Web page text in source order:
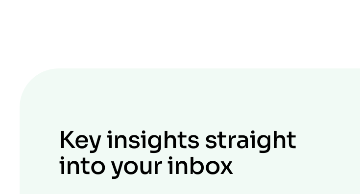
Key insights straight
into your inbox